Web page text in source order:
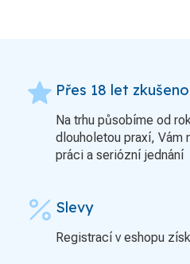
grade Přes 18 let
Na trhu působíme od
dlouholetou praxí, Vám
práci a seriózní jednání
percent Slevy
Registrací v eshopu